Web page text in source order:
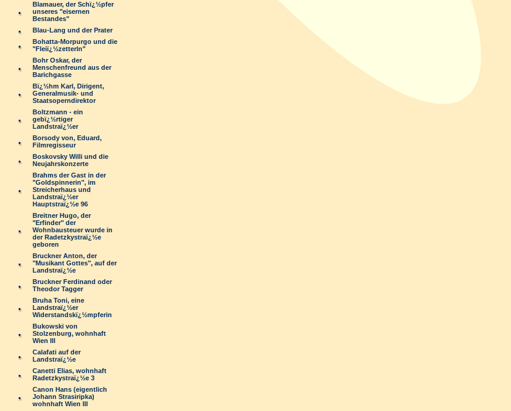
Blamauer, der Schï¿½pfer
unseres "eisernen
Bestandes"
Blau-Lang und der Prater
Bohatta-Morpurgo und die
"Fleiï¿½zetterln"
Bohr Oskar, der
Menschenfreund aus der
Barichgasse
Bï¿½hm Karl, Dirigent,
Generalmusik- und
Staatsoperndirektor
Boltzmann - ein
gebï¿½rtiger
Landstraï¿½er
Borsody von, Eduard,
Filmregisseur
Boskovsky Willi und die
Neujahrskonzerte
Brahms der Gast in der
"Goldspinnerin", im
Streicherhaus und
Landstraï¿½er
Hauptstraï¿½e 96
Breitner Hugo, der
"Erfinder" der
Wohnbausteuer wurde in
der Radetzkystraï¿½e
geboren
Bruckner Anton, der
"Musikant Gottes", auf der
Landstraï¿½e
Bruckner Ferdinand oder
Theodor Tagger
Bruha Toni, eine
Landstraï¿½er
Widerstandskï¿½mpferin
Bukowski von
Stolzenburg, wohnhaft
Wien III
Calafati auf der
Landstraï¿½e
Canetti Elias, wohnhaft
Radetzkystraï¿½e 3
Canon Hans (eigentlich
Johann Strasiripka)
wohnhaft Wien III